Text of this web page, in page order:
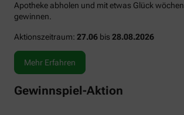
Apotheke abholen und mit etwas Glück
gewinnen.
Aktionszeitraum: 27.06 bis 28.08.2026
Mehr Erfahren
Gewinnspiel-Aktion